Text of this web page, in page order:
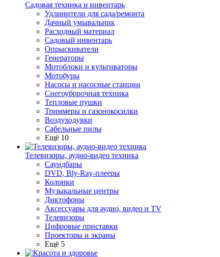
Садовая техника и инвентарь
Удлинители для сада/ремонта
Дачный умывальник
Расходный материал
Садовый инвентарь
Опрыскиватели
Генераторы
Мотоблоки и культиваторы
Мотобуры
Насосы и насосные станции
Снегоуборочная техника
Тепловые пушки
Триммеры и газонокосилки
Воздуходувки
Сабельные пилы
Ещё 10
Телевизоры, аудио-видео техника
Саундбары
DVD, Bly-Ray-плееры
Колонки
Музыкальные центры
Диктофоны
Аксессуары для аудио, видео и TV
Телевизоры
Цифровые приставки
Проекторы и экраны
Ещё 5